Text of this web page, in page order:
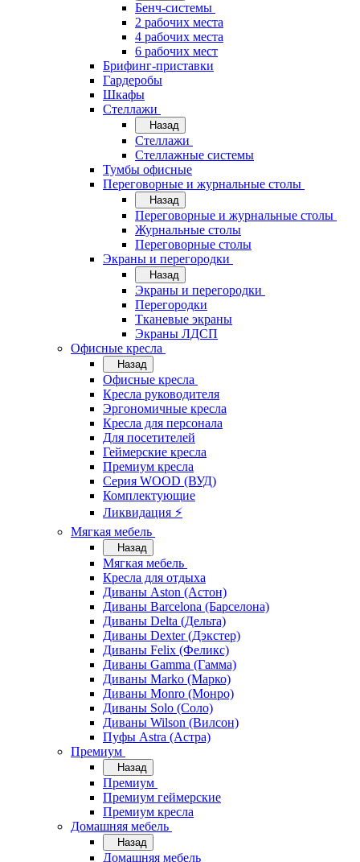
Бенч-системы
2 рабочих места
4 рабочих места
6 рабочих мест
Брифинг-приставки
Гардеробы
Шкафы
Стеллажи
Назад
Стеллажи
Стеллажные системы
Тумбы офисные
Переговорные и журнальные столы
Назад
Переговорные и журнальные столы
Журнальные столы
Переговорные столы
Экраны и перегородки
Назад
Экраны и перегородки
Перегородки
Тканевые экраны
Экраны ЛДСП
Офисные кресла
Назад
Офисные кресла
Кресла руководителя
Эргономичные кресла
Кресла для персонала
Для посетителей
Геймерские кресла
Премиум кресла
Серия WOOD (ВУД)
Комплектующие
Ликвидация ⚡
Мягкая мебель
Назад
Мягкая мебель
Кресла для отдыха
Диваны Aston (Астон)
Диваны Barcelona (Барселона)
Диваны Delta (Дельта)
Диваны Dexter (Дэкстер)
Диваны Felix (Феликс)
Диваны Gamma (Гамма)
Диваны Marko (Марко)
Диваны Monro (Монро)
Диваны Solo (Соло)
Диваны Wilson (Вилсон)
Пуфы Astra (Астра)
Премиум
Назад
Премиум
Премиум геймерские
Премиум кресла
Домашняя мебель
Назад
Домашняя мебель